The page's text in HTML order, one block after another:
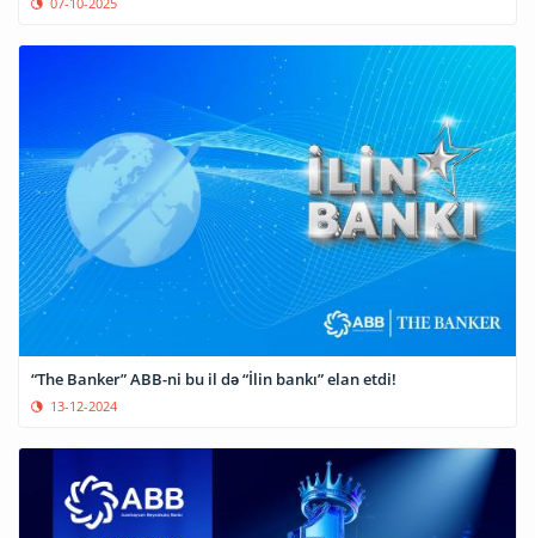
“The Banker” ABB-ni bu il də “İlin bankı” elan etdi!
13-12-2024